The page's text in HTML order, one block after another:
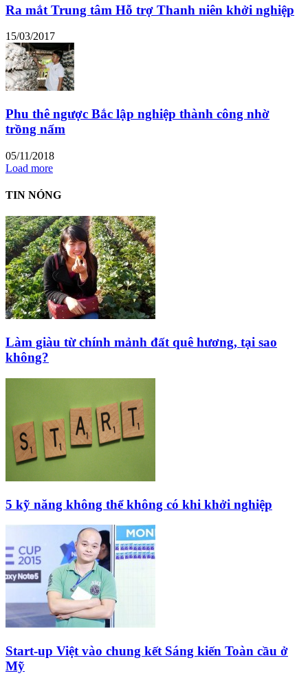
Ra mắt Trung tâm Hỗ trợ Thanh niên khởi nghiệp
15/03/2017
Phu thê ngược Bắc lập nghiệp thành công nhờ
trồng nấm
05/11/2018
Load more
TIN NÓNG
Làm giàu từ chính mảnh đất quê hương, tại sao
không?
5 kỹ năng không thể không có khi khởi nghiệp
Start-up Việt vào chung kết Sáng kiến Toàn cầu ở
Mỹ